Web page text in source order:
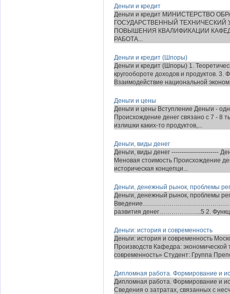
Деньги и кредит
Деньги и кредит МИНИСТЕРСТВО
ГОСУДАРСТВЕННЫЙ ТЕХНИЧЕСКИЙ
ПОВЫШЕНИЯ КВАЛИФИКАЦИИ
РАБОТА...
Деньги и кредит (Шпоры)
Деньги и кредит (Шпоры) 1.
кругообороте доходов и продуктов.
Взаимодействие национальной
Деньги и цены
Деньги и цены Вступление Деньги -
Происхождение денег связано с 7 - 8
излишки каких-то продуктов,...
Деньги, виды денег
Деньги, виды денег -----------------------
Меновая стоимость Происхождение
историческая концепци...
Деньги, денежный рынок, проблемы
Деньги, денежный рынок, проблемы
развития денег………………...5 2.
Деньги: история и современность
Деньги: история и современность
Производств Кафедра:
современность» Студент: Группа
Дипломная работа. Формирование и
Дипломная работа. Формирование и
Сведения о затратах, связанных с